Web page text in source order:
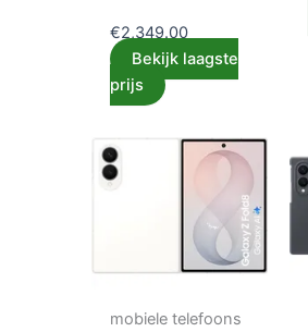
€2,349.00
Bekijk laagste
prijs
mobiele telefoons